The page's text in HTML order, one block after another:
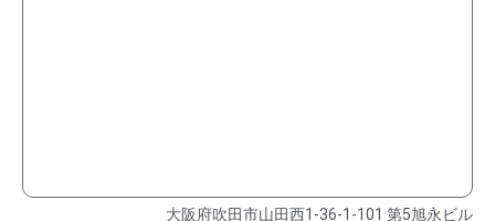
大阪府吹田市山田西1-36-1-101 第5旭永ビル